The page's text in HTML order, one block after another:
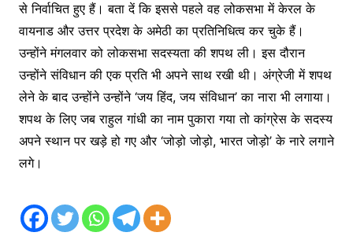
से निर्वाचित हुए हैं। बता दें कि इससे पहले वह लोकसभा में केरल के
वायनाड और उत्तर प्रदेश के अमेठी का प्रतिनिधित्व कर चुके हैं।
उन्होंने मंगलवार को लोकसभा सदस्यता की शपथ ली। इस दौरान
उन्होंने संविधान की एक प्रति भी अपने साथ रखी थी। अंग्रेजी में शपथ
लेने के बाद उन्होंने उन्होंने ‘जय हिंद, जय संविधान’ का नारा भी लगाया।
शपथ के लिए जब राहुल गांधी का नाम पुकारा गया तो कांग्रेस के सदस्य
अपने स्थान पर खड़े हो गए और ‘जोड़ो जोड़ो, भारत जोड़ो’ के नारे लगाने
लगे।